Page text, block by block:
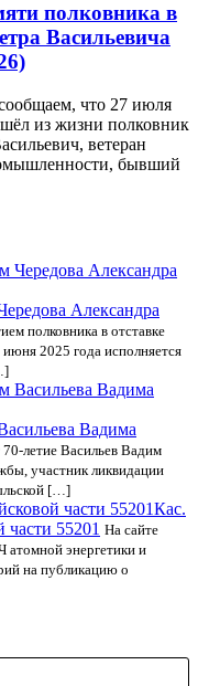
полковника в
Васильевича
что 27 июля
из жизни полковник
ветеран
бывший
Александра
полковника в отставке
2025 года исполняется
Вадима
летие Васильев Вадим
участник ликвидации
[…]
Кас.
части 55201 На сайте
энергетики и
на публикацию о